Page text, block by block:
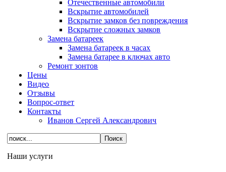
Отечественные автомобили
Вскрытие автомобилей
Вскрытие замков без повреждения
Вскрытие сложных замков
Замена батареек
Замена батареек в часах
Замена батарее в ключах авто
Ремонт зонтов
Цены
Видео
Отзывы
Вопрос-ответ
Контакты
Иванов Сергей Александрович
Наши услуги